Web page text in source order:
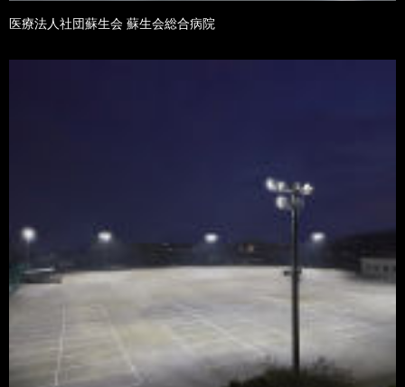
医療法人社団蘇生会 蘇生会総合病院